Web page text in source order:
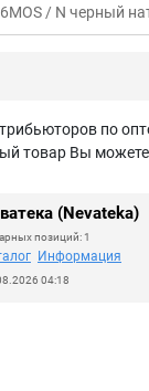
/ N черный
по
товар Вы
(Nevateka)
позиций: 1
Информация
04:18